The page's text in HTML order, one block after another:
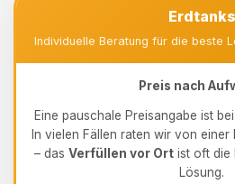
Erdtanks
Individuelle Beratung für die beste
Preis nach
Eine pauschale Preisangabe ist
In vielen Fällen raten wir von einer
– das Verfüllen vor Ort ist oft die
Lösung.